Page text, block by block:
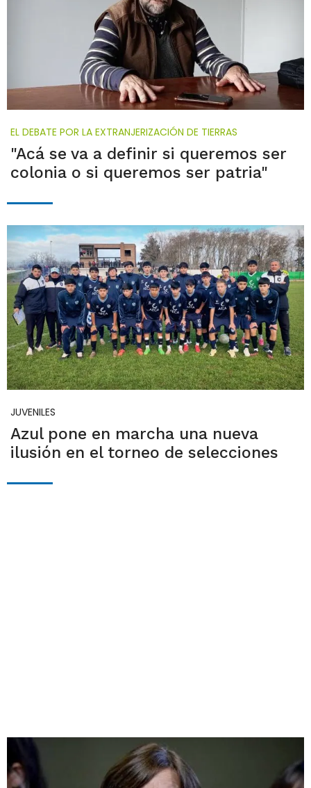
EL DEBATE POR LA EXTRANJERIZACIÓN DE TIERRAS
"Acá se va a definir si queremos ser
colonia o si queremos ser patria"
JUVENILES
Azul pone en marcha una nueva
ilusión en el torneo de selecciones